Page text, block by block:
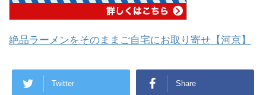
絶品ラーメンをそのままご自宅にお取り寄せ【河京】
Twitter Share